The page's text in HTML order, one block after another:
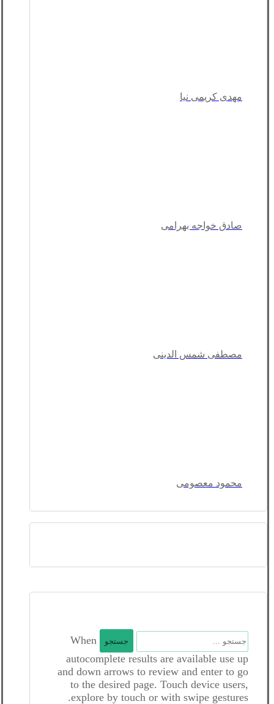
مهدی کریمی نیا
صادق خواجه بهرامی
مصطفی شمس الدینی
محمود معصومی
جستجو
برای:
When
autocomplete results are available use up
and down arrows to review and enter to go
to the desired page. Touch device users,
explore by touch or with swipe gestures.